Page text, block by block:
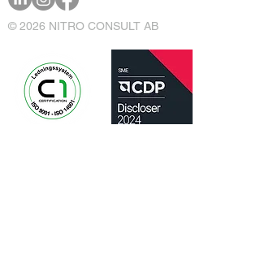
© 2026 NITRO CONSULT AB